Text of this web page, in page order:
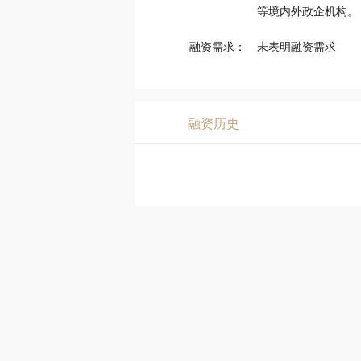
等境内外政企机构。
融资需求： 未表明融资需求
融资历史